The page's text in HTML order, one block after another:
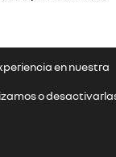
en nuestra
o